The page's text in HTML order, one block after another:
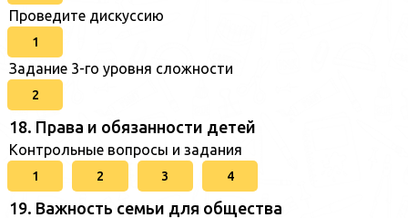
Проведите дискуссию
1
Задание 3-го уровня сложности
2
18. Права и обязанности детей
Контрольные вопросы и задания
1 2 3 4
19. Важность семьи для общества